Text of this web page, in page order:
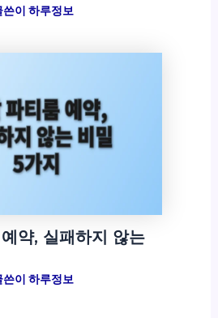
이 하루정보
약, 실패하지 않는
이 하루정보